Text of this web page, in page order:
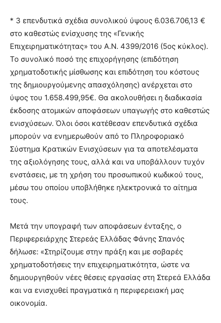
* 3 επενδυτικά σχέδια συνολικού ύψους 6.036.706,13 €
στο καθεστώς ενίσχυσης της «Γενικής
Επιχειρηματικότητας» του Α.Ν. 4399/2016 (5ος κύκλος).
Το συνολικό ποσό της επιχορήγησης (επιδότηση
χρηματοδοτικής μίσθωσης και επιδότηση του κόστους
της δημιουργούμενης απασχόλησης) ανέρχεται στο
ύψος του 1.658.499,95€. Θα ακολουθήσει η διαδικασία
έκδοσης ατομικών αποφάσεων υπαγωγής στο καθεστώς
ενισχύσεων. Όλοι όσοι κατέθεσαν επενδυτικά σχέδια
μπορούν να ενημερωθούν από το Πληροφοριακό
Σύστημα Κρατικών Ενισχύσεων για τα αποτελέσματα
της αξιολόγησης τους, αλλά και να υποβάλλουν τυχόν
ενστάσεις, με τη χρήση του προσωπικού κωδικού τους,
μέσω του οποίου υποβλήθηκε ηλεκτρονικά το αίτημα
τους.
Μετά την υπογραφή των αποφάσεων ένταξης, ο
Περιφερειάρχης Στερεάς Ελλάδας Φάνης Σπανός
δήλωσε: «Στηρίζουμε στην πράξη και με σοβαρές
χρηματοδοτήσεις την επιχειρηματικότητα, ώστε να
δημιουργηθούν νέες θέσεις εργασίας στη Στερεά Ελλάδα
και να ενισχυθεί πραγματικά η περιφερειακή μας
οικονομία.